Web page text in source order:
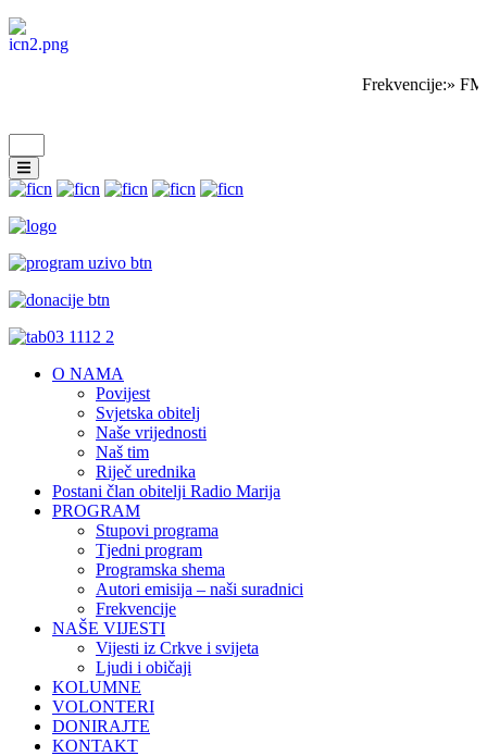
Frekvencije:»
O NAMA
Povijest
Svjetska obitelj
Naše vrijednosti
Naš tim
Riječ urednika
Postani član obitelji Radio Marija
PROGRAM
Stupovi programa
Tjedni program
Programska shema
Autori emisija – naši suradnici
Frekvencije
NAŠE VIJESTI
Vijesti iz Crkve i svijeta
Ljudi i običaji
KOLUMNE
VOLONTERI
DONIRAJTE
KONTAKT